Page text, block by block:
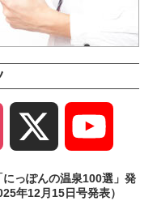
Instagram
Channel
にっぽんの温泉100選」発
年12月15日号発表）